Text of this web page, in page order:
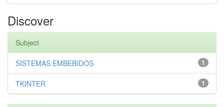
Discover
Subject
1
SISTEMAS EMBEBIDOS
1
TKINTER